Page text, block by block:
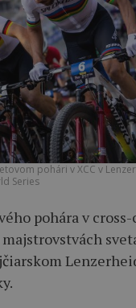
pohári v XCC v
Series
pohára v